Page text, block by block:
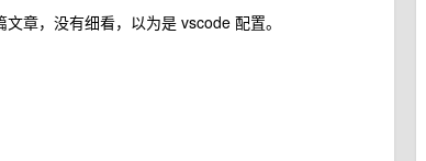
章，没有细看，以为是 vscode 配置。